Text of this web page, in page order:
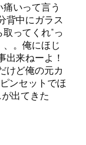
いって言う
背中にガラス
ってくれ”っ
。俺にほじ
出来ねーよ！
けど俺の元カ
ンセットでほ
出てきた